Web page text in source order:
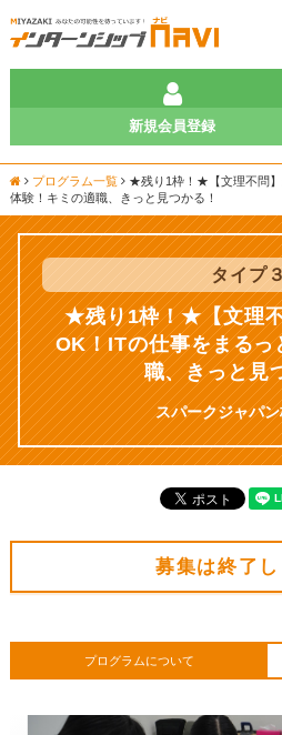
新規会員登録
プログラム一覧 ★残り1枠！★【文理不問】
体験！キミの適職、きっと見つかる！
タイプ３
★残り1枠！★【文理
OK！ITの仕事をまるっ
職、きっと見
スパークジャパ
募集は終了
プログラムについて